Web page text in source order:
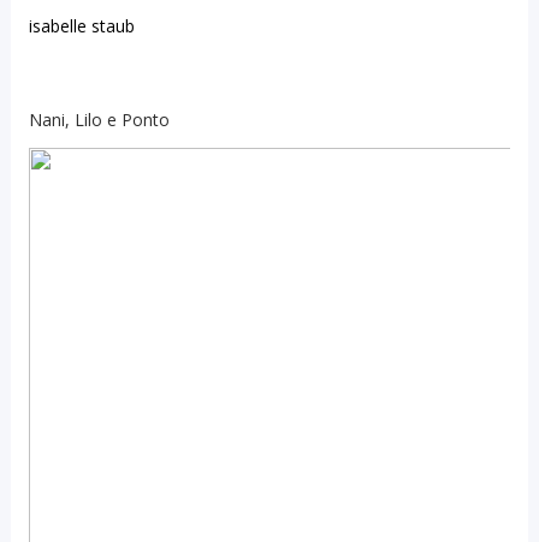
isabelle staub
Nani, Lilo e Ponto